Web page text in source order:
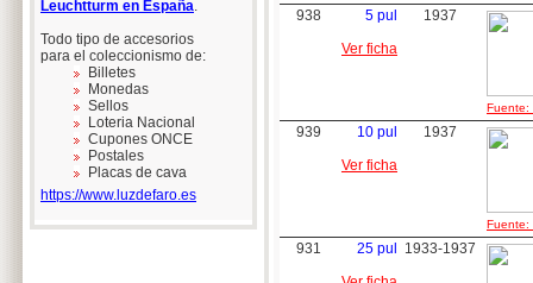
Leuchtturm en España.
Todo tipo de accesorios
para el coleccionismo de:
Billetes
Monedas
Sellos
Loteria Nacional
Cupones ONCE
Postales
Placas de cava
https://www.luzdefaro.es
938
5 pul
Ver ficha
1937
Fuente:
939
10 pul
Ver ficha
1937
Fuente:
931
25 pul
1933-1937